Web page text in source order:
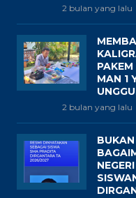
2 bulan yang lalu
MAN 1
2 bulan yang lalu